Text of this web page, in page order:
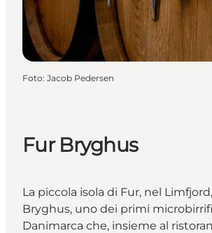
Foto: Jacob Pedersen
Fur Bryghus
La piccola isola di Fur, nel
Bryghus, uno dei primi
Danimarca che, insieme al